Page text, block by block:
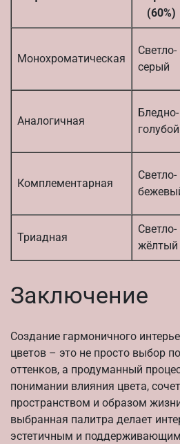
(60%)
Монохроматическая
Светло-
серый
Аналогичная
Бледно-
голубой
Комплементарная
Светло-
Триадная
Светло-
жёлтый
Заключение
Создание гармоничного
цветов – это не просто выбор
оттенков, а продуманный
понимании влияния цвета,
пространством и образом
выбранная палитра делает
эстетичным и